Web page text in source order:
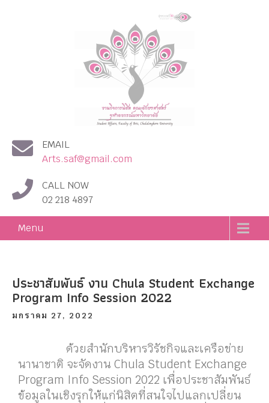
งานกิจการนิสิต คณะอักษร
ศาสตร์ จุฬาลงกรณ์
มหาวิทยาลัย
EMAIL
Arts.saf@gmail.com
CALL NOW
02 218 4897
Menu
ประชาสัมพันธ์ งาน Chula Student Exchange
Program Info Session 2022
มกราคม 27, 2022
ด้วยสำนักบริหารวิรัชกิจและเครือข่าย
นานาชาติ จะจัดงาน Chula Student Exchange
Program Info Session 2022 เพื่อประชาสัมพันธ์
ข้อมูลในเชิงรุกให้แก่นิสิตที่สนใจไปแลกเปลี่ยน